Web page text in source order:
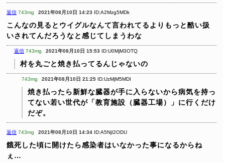
返信 743mg 2021年08月10日 14:23 ID:A2Mzg5MDk
こんなの見るとウイグルなんて言われてるよりもっと酷い扱
いされてんだろうなと感じてしまうわな
返信 743mg 2021年08月10日 15:53 ID:U0MjM3OTQ
村を丸ごと焼き払ってるんじゃないの
743mg 2021年08月10日 21:25 ID:UzMjM5MDI
焼き払ったら新鮮な臓器が手に入らないから病気を持っ
てない若い世代が「教育施設（臓器工場）」に行くだけ
だぞ。
返信 743mg 2021年08月10日 14:34 ID:A5NjI2ODU
餓死した頃に開けたら感染者はいなかった事になるからね
ぇ…